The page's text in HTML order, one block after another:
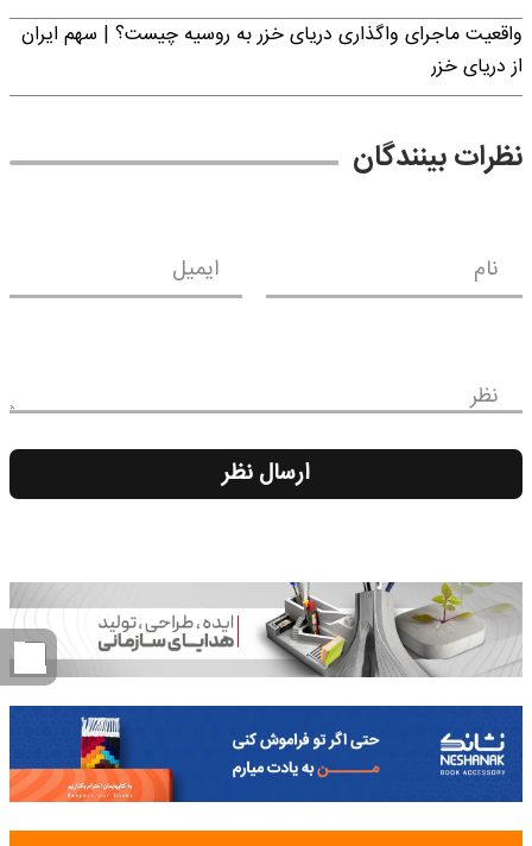
واقعیت ماجرای واگذاری دریای خزر به روسیه چیست؟ | سهم ایران
از دریای خزر
نظرات بینندگان
نام ایمیل
نظر
ارسال نظر